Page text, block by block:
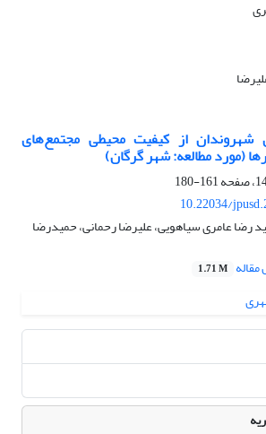
از کیفیت محیطی مجتمع‌های
(مورد مطالعه: شهر گرگان)
161-180
10.22034/
رضا عامری سیاهویی، علیرضا رحمانی، حمیدرضا
1.71 M